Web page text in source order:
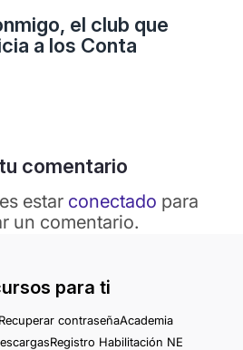
el club que
a los Conta
comentario
estar conectado para
un comentario.
para ti
contraseñaAcademia
Registro Habilitación NE